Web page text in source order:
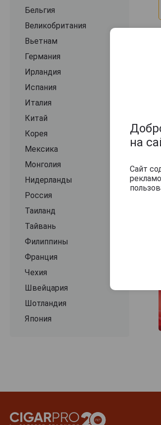
Бельгия
Великобритания
Вьетнам
Германия
Ирландия
Испания
Италия
Китай
Корея
Мексика
Монголия
Нидерланды
Россия
Таиланд
Тайвань
Филиппины
Франция
Чехия
Швейцария
Шотландия
Япония
на
Сайт